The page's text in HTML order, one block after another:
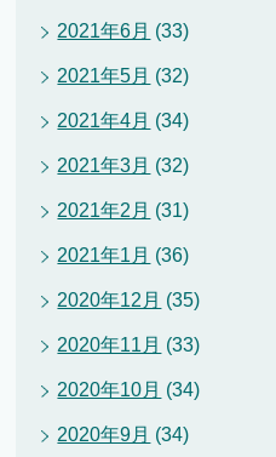
2021年6月 (33)
2021年5月 (32)
2021年4月 (34)
2021年3月 (32)
2021年2月 (31)
2021年1月 (36)
2020年12月 (35)
2020年11月 (33)
2020年10月 (34)
2020年9月 (34)